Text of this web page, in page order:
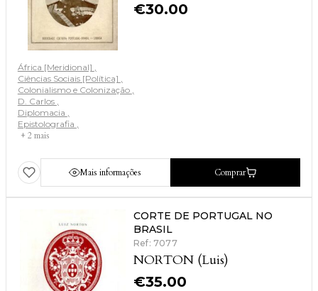
€30.00
África [Meridional]
Ciências Sociais [Política]
Colonialismo e Colonização
D. Carlos
Diplomacia
Epistolografia
+ 2 mais
Mais informações Comprar
CORTE DE PORTUGAL NO
BRASIL
Ref: 7077
NORTON (Luis)
€35.00